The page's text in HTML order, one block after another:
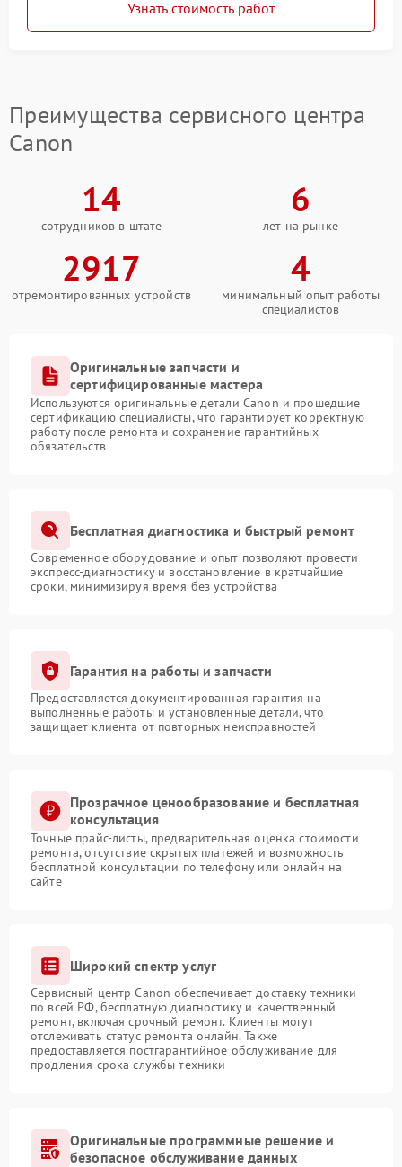
Узнать стоимость работ
Преимущества сервисного центра
Canon
14
сотрудников в штате
6
лет на рынке
2917
отремонтированных устройств
4
минимальный опыт работы
специалистов
Оригинальные запчасти и
сертифицированные мастера
Используются оригинальные детали Canon и прошедшие
сертификацию специалисты, что гарантирует корректную
работу после ремонта и сохранение гарантийных
обязательств
Бесплатная диагностика и быстрый ремонт
Современное оборудование и опыт позволяют провести
экспресс-диагностику и восстановление в кратчайшие
сроки, минимизируя время без устройства
Гарантия на работы и запчасти
Предоставляется документированная гарантия на
выполненные работы и установленные детали, что
защищает клиента от повторных неисправностей
Прозрачное ценообразование и бесплатная
консультация
Точные прайс-листы, предварительная оценка стоимости
ремонта, отсутствие скрытых платежей и возможность
бесплатной консультации по телефону или онлайн на
сайте
Широкий спектр услуг
Сервисный центр Canon обеспечивает доставку техники
по всей РФ, бесплатную диагностику и качественный
ремонт, включая срочный ремонт. Клиенты могут
отслеживать статус ремонта онлайн. Также
предоставляется постгарантийное обслуживание для
продления срока службы техники
Оригинальные программные решение и
безопасное обслуживание данных